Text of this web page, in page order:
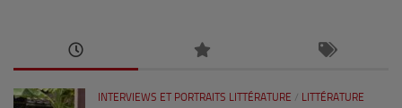
INTERVIEWS ET PORTRAITS LITTÉRATURE / LITTÉRATURE